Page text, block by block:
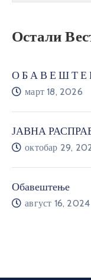
Остали
О Б А В Е Ш Т Е
март 18, 2026
ЈАВНА
октобар 29,
Обавештење
август 16, 2024